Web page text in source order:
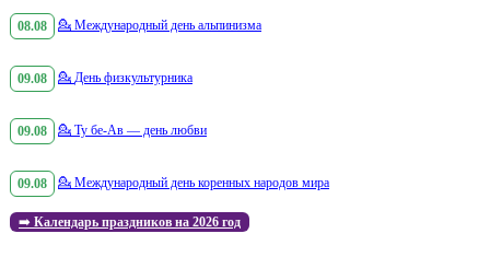
08.08 💁 Международный день альпинизма
09.08 💁 День физкультурника
09.08 💁 Ту бе-Ав — день любви
09.08 💁 Международный день коренных народов мира
➡️ Календарь праздников на 2026 год